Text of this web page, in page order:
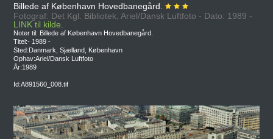
Billede af København Hovedbanegård.
Fotograf: Det Kgl. Bibliotek, Ariel/Dansk Luftfoto - Dato: 1989 -
LINK til kilde.
Noter til: Billede af København Hovedbanegård.
Titel:- 1989 -
Sted:Danmark, Sjælland, København
Ophav:Ariel/Dansk Luftfoto
År:1989
Id:A891560_008.tif